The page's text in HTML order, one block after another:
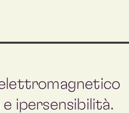
ipersensibilità.